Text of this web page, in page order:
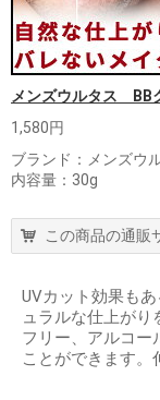
メンズウルタス BB
1,580円
ブランド：メンズウ
内容量：30g
この商品の通販
UVカット効果も
ュラルな仕上がり
フリー、アルコー
ことができます。